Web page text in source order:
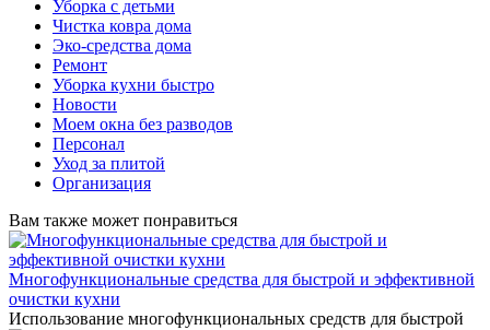
Уборка с детьми
Чистка ковра дома
Эко-средства дома
Ремонт
Уборка кухни быстро
Новости
Моем окна без разводов
Персонал
Уход за плитой
Организация
Вам также может понравиться
Многофункциональные средства для быстрой и эффективной
очистки кухни
Использование многофункциональных средств для быстрой